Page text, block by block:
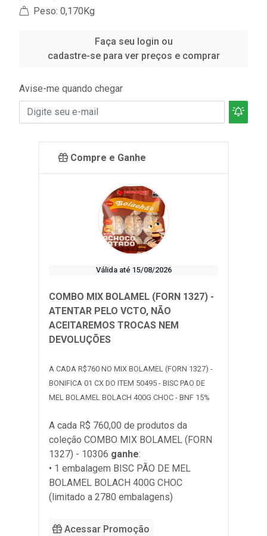
Peso: 0,170Kg
Faça seu login ou
cadastre-se para ver preços e comprar
Avise-me quando chegar
Compre e Ganhe
Válida até 15/08/2026
COMBO MIX BOLAMEL (FORN 1327) -
ATENTAR PELO VCTO, NÃO
ACEITAREMOS TROCAS NEM
DEVOLUÇÕES
A CADA R$760 NO MIX BOLAMEL (FORN 1327) -
BONIFICA 01 CX DO ITEM 50495 - BISC PAO DE
MEL BOLAMEL BOLACH 400G CHOC - BNF 15%
A cada R$ 760,00 de produtos da
coleção COMBO MIX BOLAMEL (FORN
1327) - 10306 ganhe:
• 1 embalagem BISC PÃO DE MEL
BOLAMEL BOLACH 400G CHOC
(limitado a 2780 embalagens)
Acessar Promoção